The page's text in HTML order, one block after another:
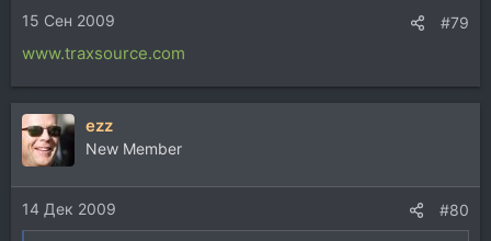
15 Сен 2009 #79
www.traxsource.com
ezz
New Member
14 Дек 2009 #80